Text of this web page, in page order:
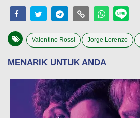
Valentino Rossi Jorge Lorenzo